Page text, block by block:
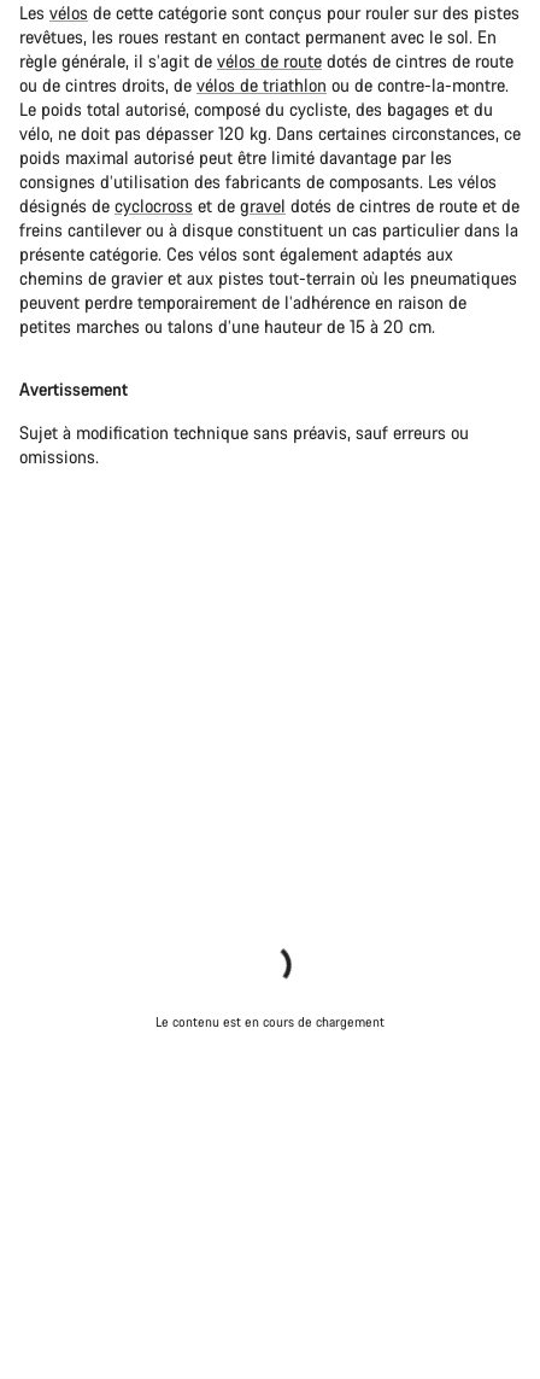
Les vélos de cette catégorie sont conçus pour rouler sur des pistes
revêtues, les roues restant en contact permanent avec le sol. En
règle générale, il s’agit de vélos de route dotés de cintres de route
ou de cintres droits, de vélos de triathlon ou de contre-la-montre.
Le poids total autorisé, composé du cycliste, des bagages et du
vélo, ne doit pas dépasser 120 kg. Dans certaines circonstances, ce
poids maximal autorisé peut être limité davantage par les
consignes d’utilisation des fabricants de composants. Les vélos
désignés de cyclocross et de gravel dotés de cintres de route et de
freins cantilever ou à disque constituent un cas particulier dans la
présente catégorie. Ces vélos sont également adaptés aux
chemins de gravier et aux pistes tout-terrain où les pneumatiques
peuvent perdre temporairement de l’adhérence en raison de
petites marches ou talons d’une hauteur de 15 à 20 cm.
Avertissement
Sujet à modification technique sans préavis, sauf erreurs ou
omissions.
Le contenu est en cours de chargement